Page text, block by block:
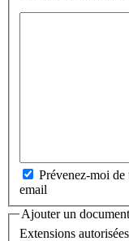
Prévenez-moi de
email
Ajouter un document
Extensions